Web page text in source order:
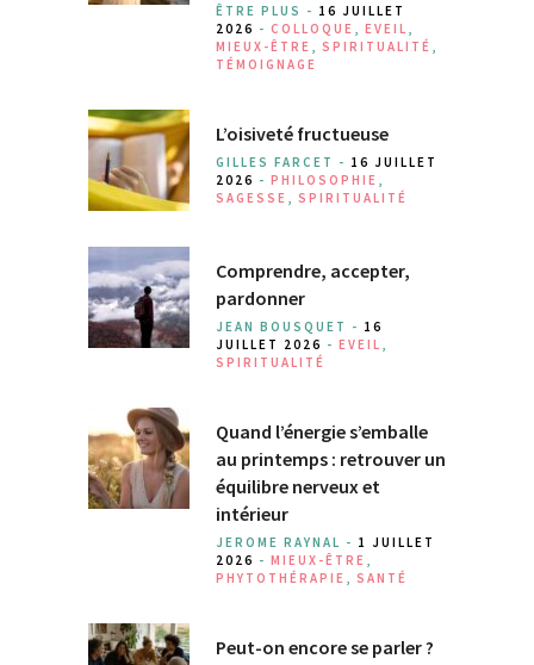
ÊTRE PLUS - 16 JUILLET
2026 - COLLOQUE , EVEIL ,
MIEUX-ÊTRE , SPIRITUALITÉ ,
TÉMOIGNAGE
L’oisiveté fructueuse
GILLES FARCET - 16 JUILLET
2026 - PHILOSOPHIE ,
SAGESSE , SPIRITUALITÉ
Comprendre, accepter,
pardonner
JEAN BOUSQUET - 16
JUILLET 2026 - EVEIL ,
SPIRITUALITÉ
Quand l’énergie s’emballe
au printemps : retrouver un
équilibre nerveux et
intérieur
JEROME RAYNAL - 1 JUILLET
2026 - MIEUX-ÊTRE ,
PHYTOTHÉRAPIE , SANTÉ
Peut-on encore se parler ?